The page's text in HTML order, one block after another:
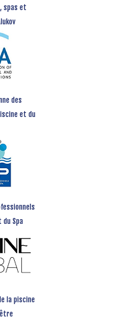
spas et
des
et du
du Spa
la piscine